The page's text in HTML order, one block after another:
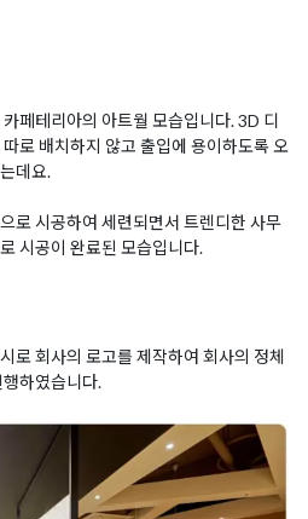
페테리아의 아트월 모습입니다. 3D 디
로 배치하지 않고 출입에 용이하도록 오
데요.
로 시공하여 세련되면서 트렌디한 사무
시공이 완료된 모습입니다.
로 회사의 로고를 제작하여 회사의 정체
하였습니다.